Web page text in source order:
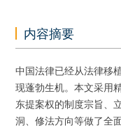
内容摘要
中国法律已经从法律移
现蓬勃生机。本文采用
东提案权的制度宗旨、
洞、修法方向等做了全